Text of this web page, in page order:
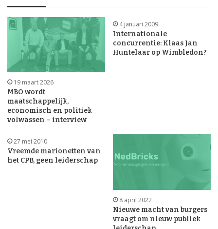
19 maart 2026
MBO wordt
maatschappelijk,
economisch en politiek
volwassen – interview
4 januari 2009
Internationale
concurrentie: Klaas Jan
Huntelaar op Wimbledon?
27 mei 2010
Vreemde marionetten van
het CPB, geen leiderschap
8 april 2022
Nieuwe macht van burgers
vraagt om nieuw publiek